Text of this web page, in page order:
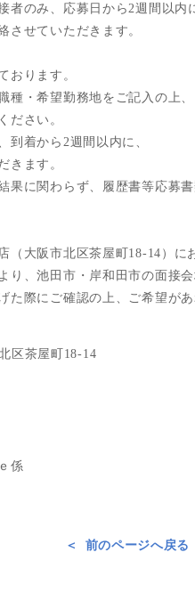
者のみ、応募日から2週間以内
させていただきます。
おります。
種・希望勤務地をご記入の上、
ださい。
到着から2週間以内に、
きます。
果に関わらず、履歴書等応募
（大阪市北区茶屋町18-14）に
り、池田市・岸和田市の面接
た際にご確認の上、ご希望があ
区茶屋町18-14
係
前のページへ戻る